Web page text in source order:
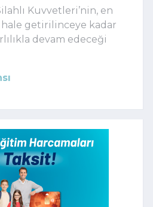
Kuvvetleri’nin, en
getirilinceye kadar
devam edeceği